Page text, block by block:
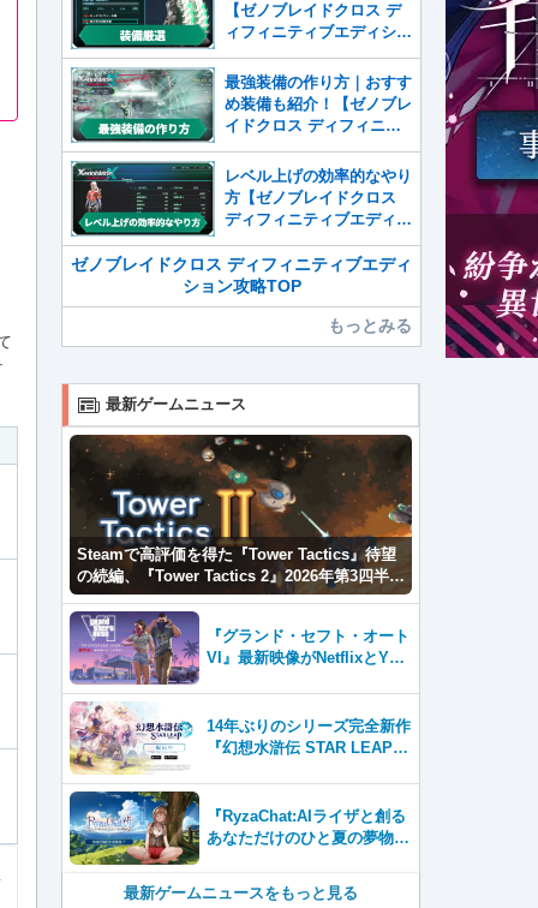
【ゼノブレイドクロス デ
ィフィニティブエディショ
ン】
最強装備の作り方｜おすす
め装備も紹介！【ゼノブレ
イドクロス ディフィニテ
ィブエディション】
レベル上げの効率的なやり
方【ゼノブレイドクロス
ディフィニティブエディシ
ョン】
ゼノブレイドクロス ディフィニティブエディ
ション攻略TOP
もっとみる
最新ゲームニュース
Steamで高評価を得た『Tower Tactics』待望
の続編、『Tower Tactics 2』2026年第3四半期
に早期アクセス開始
『グランド・セフト・オート
VI』最新映像がNetflixとYou
14年ぶりのシリーズ完全新作
『幻想水滸伝 STAR LEAP』
『RyzaChat:AIライザと創る
あなただけのひと夏の夢物
テムはこれまでにない新鮮な
最新ゲームニュースをもっと見る